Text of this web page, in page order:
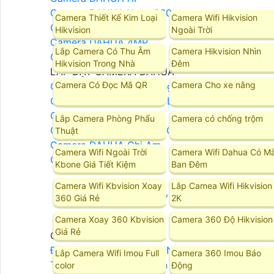
Camera DAHUA Xoay 360
Camera DAHUA 2MP
Camera DAHUA 4MP
Camera DAHUA 8MP
LẮP ĐẶT CAMERA DAHUA
Camera DAHUA Báo Động
Camera Dahua Quan Sát Ban Đêm Rõ Nét
Camera Dahua Starlight
Camera Dahua Ban Đêm Có Màu
Camera DAHUA Ghi Âm
Camera DAHUA Zoom
Camera Kbvision
Camera Kbvision
Đầu Ghi Camera KBVISION
Trọn Bộ Camera KBvision
Camera Thiết Kế Kim Loại
Hikvision
Camera Wifi Hikvision
Ngoài Trời
Lắp Camera Có Thu Âm
Hikvision Trong Nhà
Camera Hikvision Nhìn
Đêm
Camera Có Đọc Mã QR Camera Cho xe nâng
Lắp Camera Phòng Phẩu
Thuật
Camera có chống trộm
Camera Wifi Ngoài Trời
Kbone Giá Tiết Kiệm
Camera Wifi Dahua Có
Ban Đêm
Camera Wifi Kbvision Xoay
360 Giá Rẻ
Lắp Camea Wifi Hikvision
2K
Camera Xoay 360 Kbvision
Giá Rẻ
Camera 360 Độ Hikvision
Lắp Camera Wifi Imou Full
color
Camera 360 Imou Báo
Động